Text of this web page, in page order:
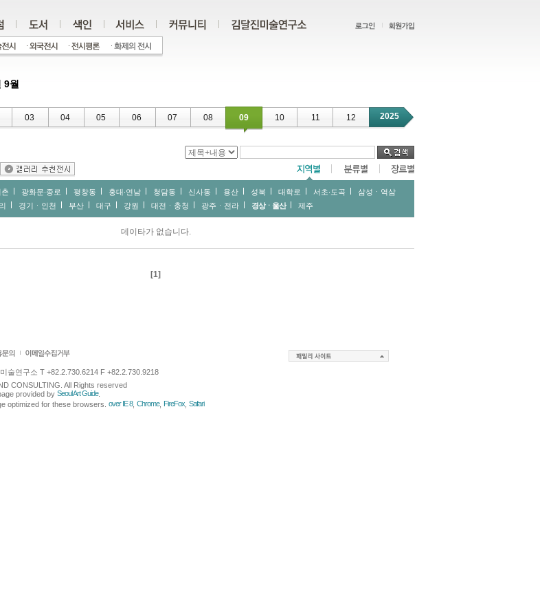
9월
03 04 05 06 07 08 09 10 11 12 2025
촌 광화문∙종로 평창동 홍대∙연남 청담동 신사동 용산 성북 대학로 서초∙도곡
삼성ㆍ역삼
경기ㆍ인천 부산 대구 강원 대전ㆍ충청 광주ㆍ전라 경상ㆍ울산 제주
데이타가 없습니다.
[1]
술연구소 T +82.2.730.6214 F +82.2.730.9218
CONSULTING. All Rights reserved
provided by Seoul Art Guide.
optimized for these browsers. over IE 8, Chrome, FireFox Safari